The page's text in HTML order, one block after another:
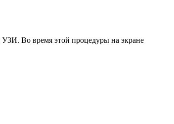
УЗИ. Во время этой процедуры на экране